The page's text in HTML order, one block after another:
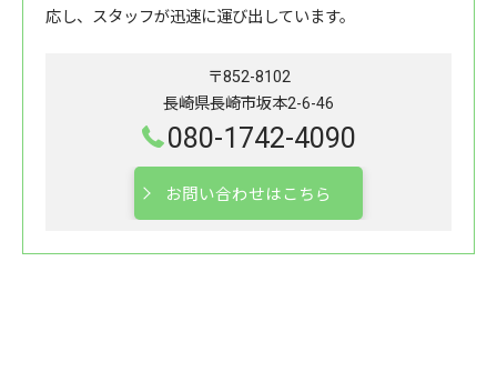
応し、スタッフが迅速に運び出しています。
〒852-8102
長崎県長崎市坂本2-6-46
080-1742-4090
お問い合わせはこちら